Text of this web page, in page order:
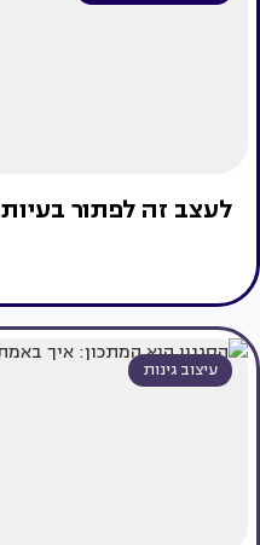
לעצב זה לפתור בעיות
עיצוב גינות